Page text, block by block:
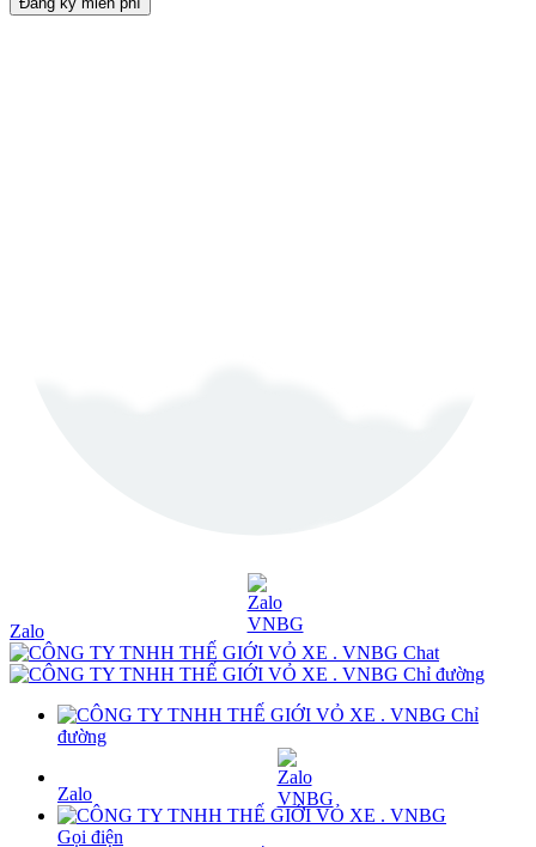
Zalo
Chat
Chỉ đường
Chỉ
đường
Zalo
Gọi điện